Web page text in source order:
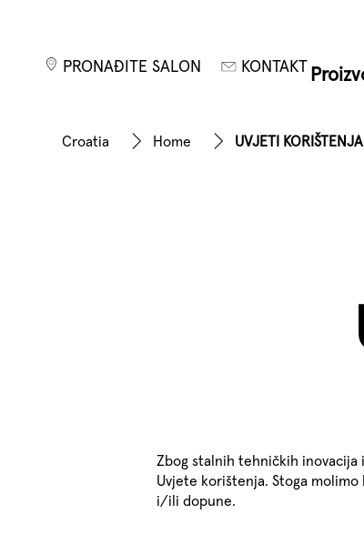
PRONAĐITE SALON KONTAKT
Croatia Home UVJETI KORIŠTENJA
Zbog stalnih tehničkih
Uvjete korištenja. Stoga
i/ili dopune.